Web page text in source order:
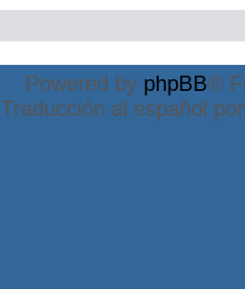
Powered by phpBB®
Traducción al español